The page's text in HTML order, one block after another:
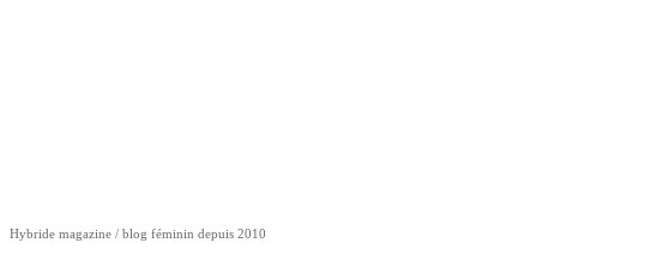
Hybride magazine / blog féminin depuis 2010